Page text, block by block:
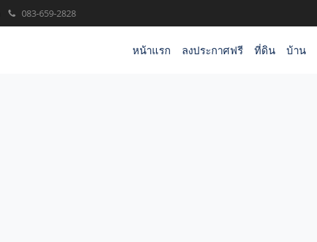
083-659-2828
หน้าแรก ลงประกาศฟรี ที่ดิน บ้าน